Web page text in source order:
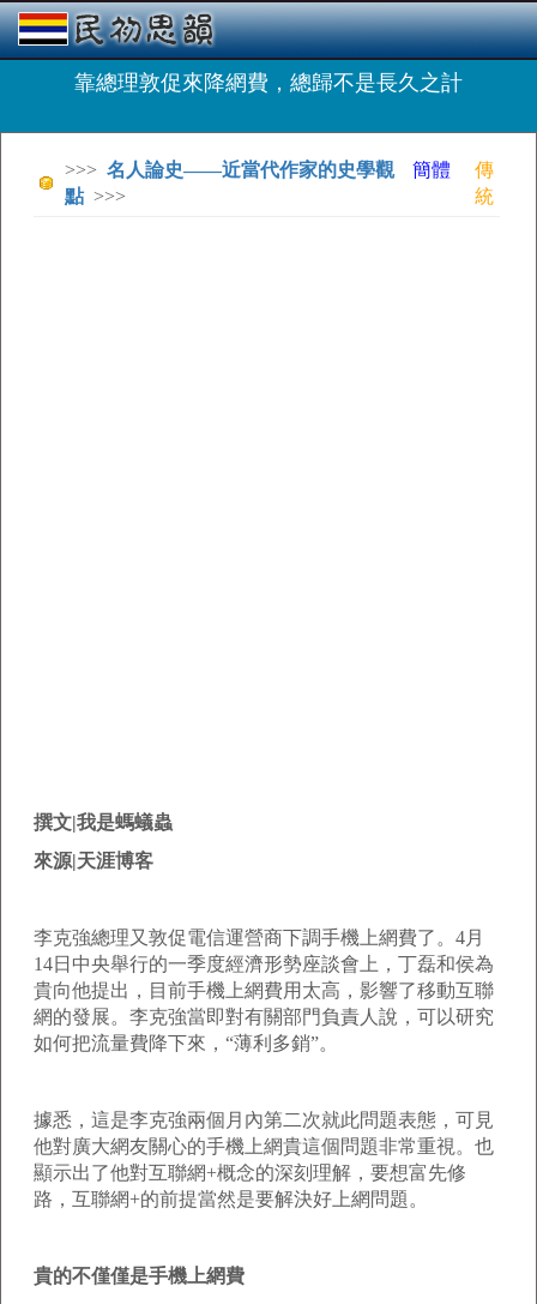
靠總理敦促來降網費，總歸不是長久之計
>>> 名人論史——近當代作家的史學觀
點 >>>
簡體
傳
統
撰文|我是螞蟻蟲
來源|天涯博客
李克強總理又敦促電信運營商下調手機上網費了。4月
14日中央舉行的一季度經濟形勢座談會上，丁磊和侯為
貴向他提出，目前手機上網費用太高，影響了移動互聯
網的發展。李克強當即對有關部門負責人說，可以研究
如何把流量費降下來，“薄利多銷”。
據悉，這是李克強兩個月內第二次就此問題表態，可見
他對廣大網友關心的手機上網貴這個問題非常重視。也
顯示出了他對互聯網+概念的深刻理解，要想富先修
路，互聯網+的前提當然是要解決好上網問題。
貴的不僅僅是手機上網費